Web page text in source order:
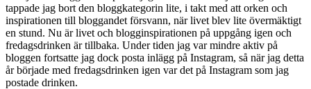
tappade jag bort den bloggkategorin lite, i takt med att orken och
inspirationen till bloggandet försvann, när livet blev lite övermäktigt
en stund. Nu är livet och blogginspirationen på uppgång igen och
fredagsdrinken är tillbaka. Under tiden jag var mindre aktiv på
bloggen fortsatte jag dock posta inlägg på Instagram, så när jag detta
år började med fredagsdrinken igen var det på Instagram som jag
postade drinken.